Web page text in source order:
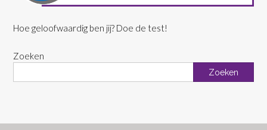
Hoe geloofwaardig ben jij? Doe de test!
Zoeken
Zoeken